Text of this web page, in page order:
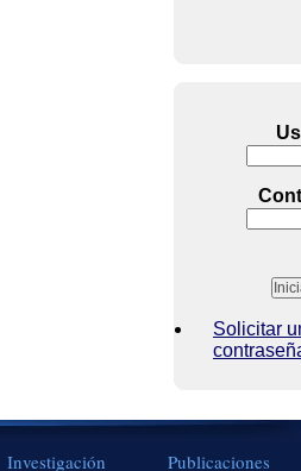
Solicitar
Investigación Publicaciones